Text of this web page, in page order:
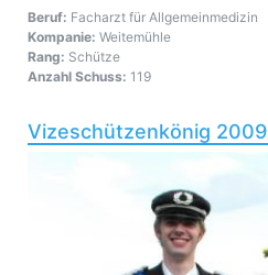
Beruf: Facharzt für Allgemeinmedizin
Kompanie: Weitemühle
Rang: Schütze
Anzahl Schuss: 119
Vizeschützenkönig 2009